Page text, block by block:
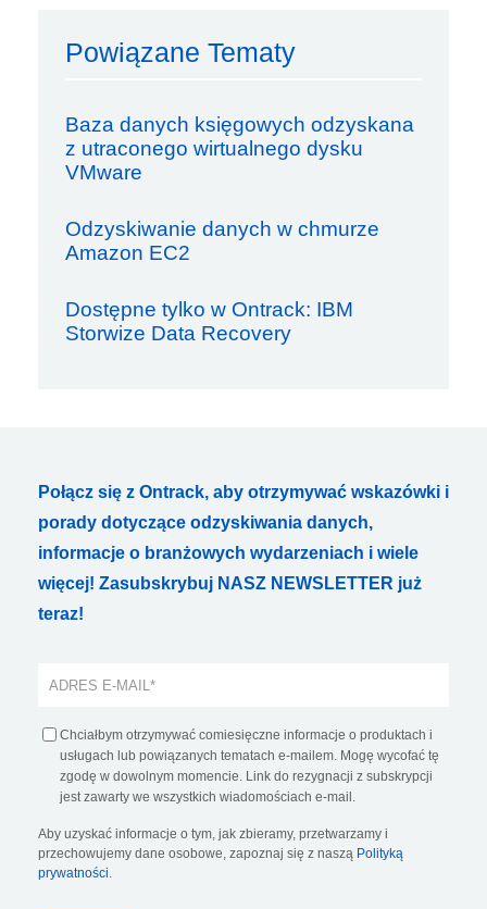
Powiązane Tematy
Baza danych księgowych odzyskana
z utraconego wirtualnego dysku
VMware
Odzyskiwanie danych w chmurze
Amazon EC2
Dostępne tylko w Ontrack: IBM
Storwize Data Recovery
Połącz się z Ontrack, aby otrzymywać wskazówki i
porady dotyczące odzyskiwania danych,
informacje o branżowych wydarzeniach i wiele
więcej! Zasubskrybuj NASZ NEWSLETTER już
teraz!
Chciałbym otrzymywać comiesięczne informacje o produktach i
usługach lub powiązanych tematach e-mailem. Mogę wycofać tę
zgodę w dowolnym momencie. Link do rezygnacji z subskrypcji
jest zawarty we wszystkich wiadomościach e-mail.
Aby uzyskać informacje o tym, jak zbieramy, przetwarzamy i
przechowujemy dane osobowe, zapoznaj się z naszą Polityką
prywatności.